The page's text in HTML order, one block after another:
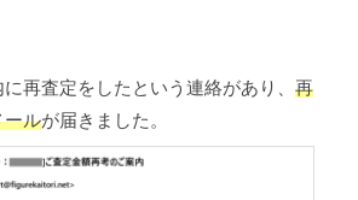
再査定をしたという連絡があり、 再
ールが届きました。